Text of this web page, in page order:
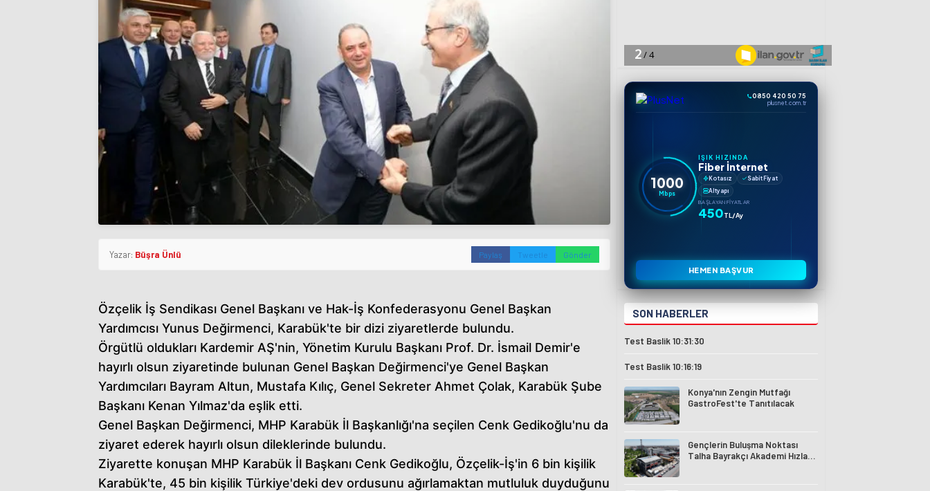
Yazar: Büşra Ünlü Paylaş Tweetle Gönder
Özçelik İş Sendikası Genel Başkanı ve Hak-İş Konfederasyonu Genel Başkan
Yardımcısı Yunus Değirmenci, Karabük'te bir dizi ziyaretlerde bulundu.
Örgütlü oldukları Kardemir AŞ'nin, Yönetim Kurulu Başkanı Prof. Dr. İsmail Demir'e
hayırlı olsun ziyaretinde bulunan Genel Başkan Değirmenci'ye Genel Başkan
Yardımcıları Bayram Altun, Mustafa Kılıç, Genel Sekreter Ahmet Çolak, Karabük Şube
Başkanı Kenan Yılmaz'da eşlik etti.
Genel Başkan Değirmenci, MHP Karabük İl Başkanlığı'na seçilen Cenk Gedikoğlu'nu da
ziyaret ederek hayırlı olsun dileklerinde bulundu.
Ziyarette konuşan MHP Karabük İl Başkanı Cenk Gedikoğlu, Özçelik-İş'in 6 bin kişilik
Karabük'te, 45 bin kişilik Türkiye'deki dev ordusunu ağırlamaktan mutluluk duyduğunu
0850 420 50 75
plusnet.com.tr
1000
Mbps
IŞIK HIZINDA
Fiber İnternet
Kotasız
Sabit Fiyat
Altyapı
BAŞLAYAN FIYATLAR
450TL/Ay
HEMEN BAŞVUR
SON HABERLER
Test Baslik 10:31:30
Test Baslik 10:16:19
Konya'nın Zengin Mutfağı
GastroFest'te Tanıtılacak
Gençlerin Buluşma Noktası
Talha Bayrakçı Akademi Hızla